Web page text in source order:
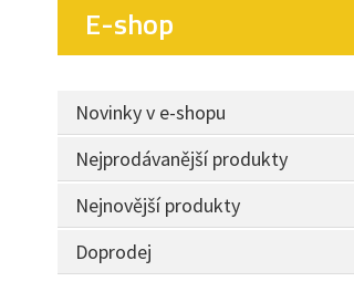
E-shop
Novinky v e-shopu
Nejprodávanější produkty
Nejnovější produkty
Doprodej